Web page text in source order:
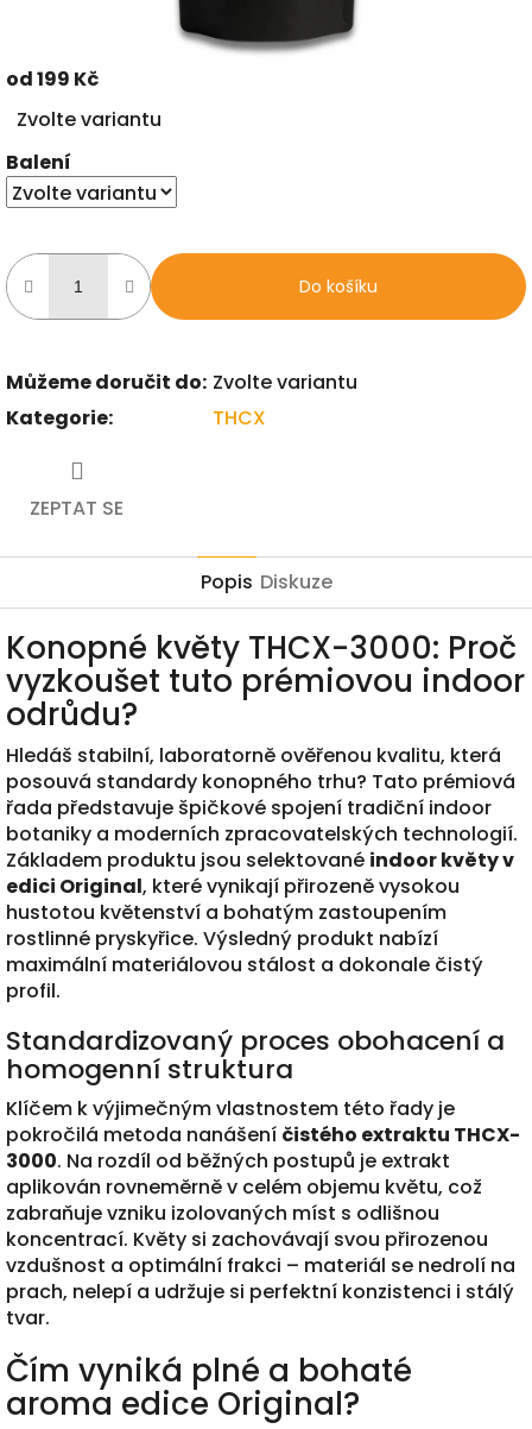
od199 Kč
cena:
Zvolte variantu
Balení
Do košíku
Můžeme doručit do: Zvolte variantu
Kategorie: THCX
ZEPTAT SE
Popis Diskuze
Konopné květy THCX-3000: Proč
vyzkoušet tuto prémiovou indoor
odrůdu?
Hledáš stabilní, laboratorně ověřenou kvalitu, která
posouvá standardy konopného trhu? Tato prémiová
řada představuje špičkové spojení tradiční indoor
botaniky a moderních zpracovatelských technologií.
Základem produktu jsou selektované indoor květy v
edici Original, které vynikají přirozeně vysokou
hustotou květenství a bohatým zastoupením
rostlinné pryskyřice. Výsledný produkt nabízí
maximální materiálovou stálost a dokonale čistý
profil.
Standardizovaný proces obohacení a
homogenní struktura
Klíčem k výjimečným vlastnostem této řady je
pokročilá metoda nanášení čistého extraktu THCX-
3000. Na rozdíl od běžných postupů je extrakt
aplikován rovneměrně v celém objemu květu, což
zabraňuje vzniku izolovaných míst s odlišnou
koncentrací. Květy si zachovávají svou přirozenou
vzdušnost a optimální frakci – materiál se nedrolí na
prach, nelepí a udržuje si perfektní konzistenci i stálý
tvar.
Čím vyniká plné a bohaté
aroma edice Original?